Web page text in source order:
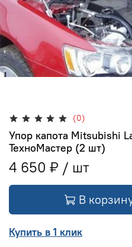
(0)
Упор капота Mitsubishi
ТехноМастер (2 шт)
4 650 ₽
В
Купить в 1 клик